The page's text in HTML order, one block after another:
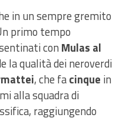
in un sempre gremito
primo tempo
con Mulas al
la qualità dei neroverdi
, che facinque in
alla squadra di
raggiungendo